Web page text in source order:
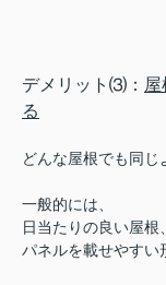
デメリット⑶：
る
どんな屋根でも同じ
一般的には、
日当たりの良い屋根
パネルを載せやすい